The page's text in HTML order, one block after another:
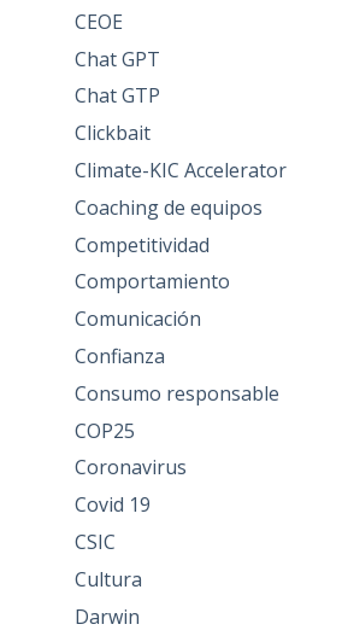
CEOE
Chat GPT
Chat GTP
Clickbait
Climate-KIC Accelerator
Coaching de equipos
Competitividad
Comportamiento
Comunicación
Confianza
Consumo responsable
COP25
Coronavirus
Covid 19
CSIC
Cultura
Darwin